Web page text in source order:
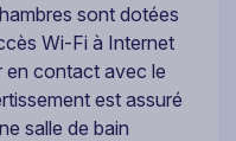
sont dotées
Wi-Fi à Internet
en contact avec le
est assuré
salle de bain